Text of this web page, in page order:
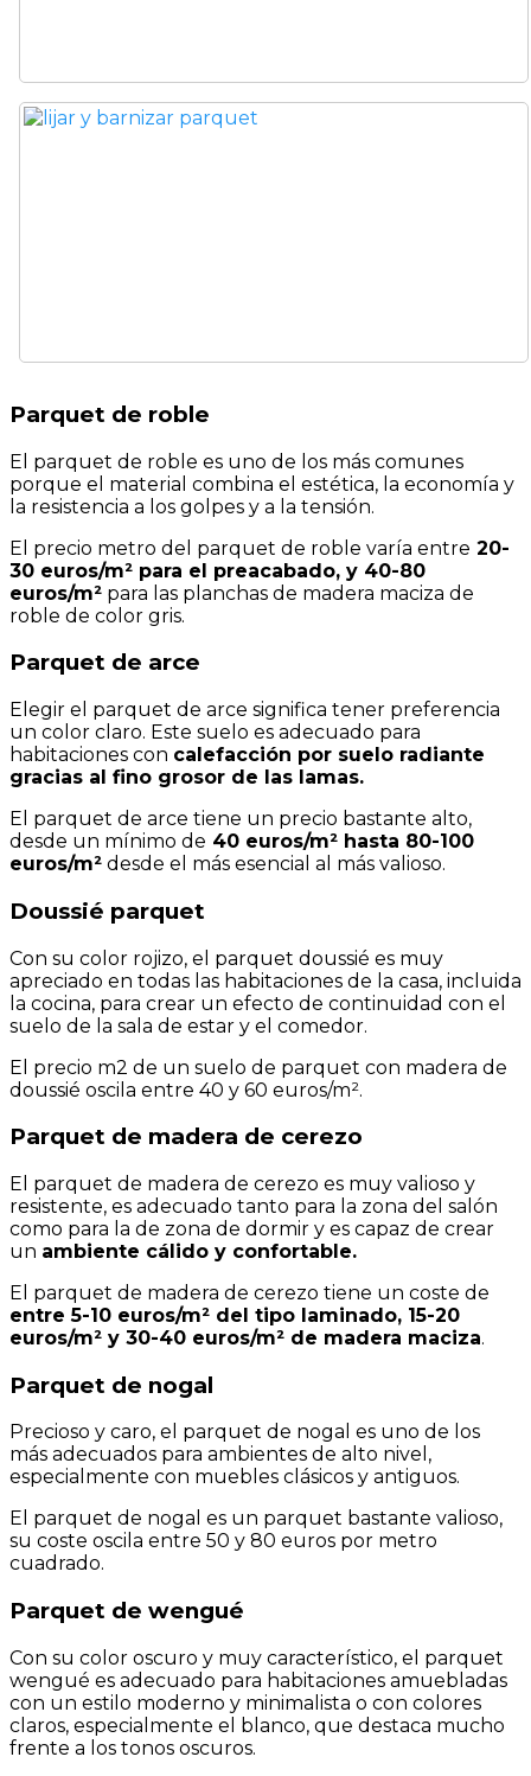
Parquet de roble
El parquet de roble es uno de los más comunes
porque el material combina el estética, la economía y
la resistencia a los golpes y a la tensión.
El precio metro del parquet de roble varía entre 20-
30 euros/m² para el preacabado, y 40-80
euros/m² para las planchas de madera maciza de
roble de color gris.
Parquet de arce
Elegir el parquet de arce significa tener preferencia
un color claro. Este suelo es adecuado para
habitaciones con calefacción por suelo radiante
gracias al fino grosor de las lamas.
El parquet de arce tiene un precio bastante alto,
desde un mínimo de 40 euros/m² hasta 80-100
euros/m² desde el más esencial al más valioso.
Doussié parquet
Con su color rojizo, el parquet doussié es muy
apreciado en todas las habitaciones de la casa, incluida
la cocina, para crear un efecto de continuidad con el
suelo de la sala de estar y el comedor.
El precio m2 de un suelo de parquet con madera de
doussié oscila entre 40 y 60 euros/m².
Parquet de madera de cerezo
El parquet de madera de cerezo es muy valioso y
resistente, es adecuado tanto para la zona del salón
como para la de zona de dormir y es capaz de crear
un ambiente cálido y confortable.
El parquet de madera de cerezo tiene un coste de
entre 5-10 euros/m² del tipo laminado, 15-20
euros/m² y 30-40 euros/m² de madera maciza.
Parquet de nogal
Precioso y caro, el parquet de nogal es uno de los
más adecuados para ambientes de alto nivel,
especialmente con muebles clásicos y antiguos.
El parquet de nogal es un parquet bastante valioso,
su coste oscila entre 50 y 80 euros por metro
cuadrado.
Parquet de wengué
Con su color oscuro y muy característico, el parquet
wengué es adecuado para habitaciones amuebladas
con un estilo moderno y minimalista o con colores
claros, especialmente el blanco, que destaca mucho
frente a los tonos oscuros.